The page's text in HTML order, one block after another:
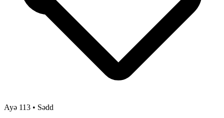
Ayə 113 • Sədd